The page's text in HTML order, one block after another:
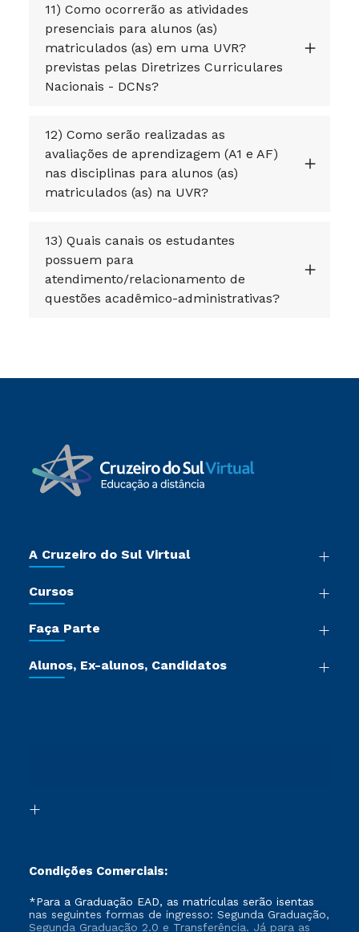
11) Como ocorrerão as atividades
presenciais para alunos (as)
matriculados (as) em uma UVR?
previstas pelas Diretrizes Curriculares
Nacionais - DCNs?
12) Como serão realizadas as
avaliações de aprendizagem (A1 e AF)
nas disciplinas para alunos (as)
matriculados (as) na UVR?
13) Quais canais os estudantes
possuem para
atendimento/relacionamento de
questões acadêmico-administrativas?
A Cruzeiro do Sul Virtual
Sala de Imprensa
Certificadoras
Jornada do Aluno
Cursos
Pós-graduação
Cursos Livres
Faça Parte
Vestibular Redação
Formação Pedagógica - R2
Alunos, Ex-alunos, Candidatos
Condições Comerciais:
*Para a Graduação EAD, as matrículas serão isentas
nas seguintes formas de ingresso: Segunda Graduação,
Segunda Graduação 2.0 e Transferência. Já para as